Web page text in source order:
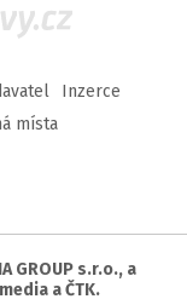
Inzerce
místa
GROUP s.r.o., a
a ČTK.